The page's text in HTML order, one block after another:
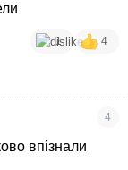
1 4
4
впізнали